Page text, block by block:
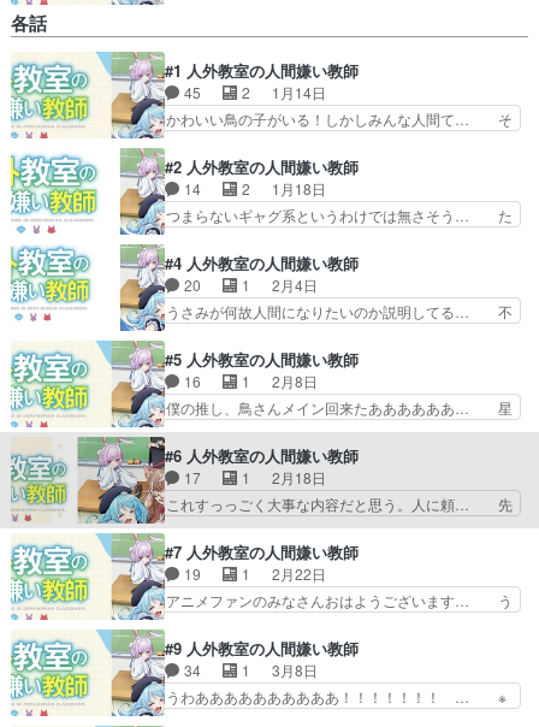
先生飲みすぎです茅野さんだけに何… あといきな
り登場して好きアピールしてきて… 一名卒業で1
年経ったと言う事らしいです。… 水月ちゃんが卒
業してしまい、新しく3人が… ・星野と雪先生が
夫婦なのは何となく気付い… 早乙女先生が既婚
者…だと…ｗ新メンバーも…
各話
#1 人外教室の人間嫌い教師
45 2
1月14日
かわいい鳥の子がいる！しかしみんな人間て… そ
目とオーイシ氏のニンゲンのMV。みん… 人外ば
かりの生徒達は成績が良いと人間にな… 人外ファ
ンタジー学園モノか。主人公が人間… 今期の超期
待してたやつ始まったあああああ… KADOKAWA
たいな方面で掘り下げて… OPに女の子しか居な
いからなんでやと思っ… 人間になるためには人間
性とかが必要ってこ…
#2 人外教室の人間嫌い教師
14 2
1月18日
つまらないギャグ系というわけでは無さそう… た
娘の方がキッチリ覚悟決まっているのに… キャラ
が増えると聞いている。というかこれ… 指輪外す
と職場の出来事の記憶が消えるって… 「うるせぇ
の、大声出すんじゃないの」第一… 指輪外す記憶
可愛いけど零と人外との掛け… 人外の生徒を知る
ために体育の授業を見学し… 人間嫌いと泡沫の花
冠語尾が苦手なキャラい…
#4 人外教室の人間嫌い教師
20 1
2月4日
うさみが何故人間になりたいのか説明してる… 不
美ちゃんの過去が明かされて、ぬいぐる… 水浴び
サービスショットから一転して重い内… 生徒たち
が元々ヒトじゃないってのは見りゃ… うさぎのぬ
いぐるみだったのか手をつないで… やはりいい感
見てると人間嫌いと天使のほ… ・校長が零と右左
美を呼んで木崎さん(小山… サブタイどこいっ
た…？それ最終回とかにや…
#5 人外教室の人間嫌い教師
16 1
2月8日
僕の推し、鳥さんメイン回来たああああああ… 星
野先生のハンカチ醤油まみれに羽根田は普… トバ
リちゃんの懐の深さが光る回だった。ヒ… なんだ
よこの音MADはトバリ回と見せかけ… 音MAD動
画作成やって寿司喰ってこの世界… ・零が寿司を
昼食で食べようとしたら星野先… 在籍年数が不明
た口の悪さが増してるの。… ってぐらい良い流れ
のEDだったｗトバリの… トバリちゃん保健室に
いっていつもギリギリ…
#6 人外教室の人間嫌い教師
17 1
2月18日
これすっっごく大事な内容だと思う。人に頼… 先
週とほとんど同じこと言ってる気がするけ… 鏡花
ちゃんの意地っ張りなとこが可愛くて、… 学園も
のだけど、ちょっと変わった感じいい… 今まで大
した掘り下げのなかった鏡花これで… 試験も下ら
ない内容。ここでリタイアでもい… 卒業できない
なのかこれは生徒が卒業した… やっぱりいい話っ
ぽいのが続くんですね。そ… え、水月卒業しちゃ
うの？前回のトバリ回も…
#7 人外教室の人間嫌い教師
19 1
2月22日
アニメファンのみなさんおはようございます… う
ヒロイン好きとしては龍崎カリンはレベ… 水月鏡
花さんが謎解き卒業、羽根田さんが理… 雪ちゃん
先生飲みすぎです茅野さんだけに何… あといきな
り登場して好きアピールしてきて… 一名卒業で1
#9 人外教室の人間嫌い教師
34 1
3月8日
うわああああああああああ！！！！！！！ … ※